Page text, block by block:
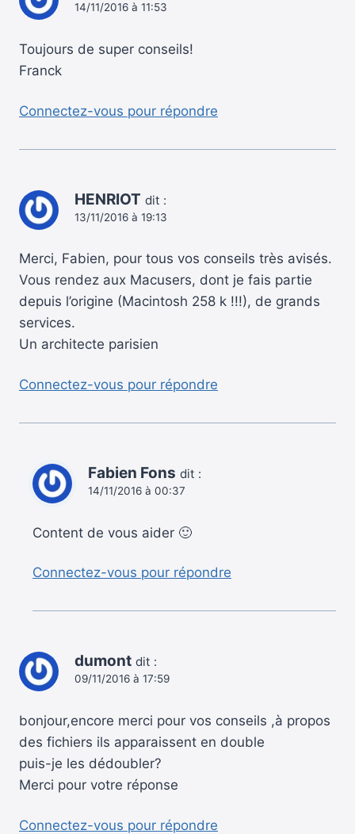
14/11/2016 à 11:53
Toujours de super conseils!
Franck
Connectez-vous pour répondre
HENRIOT dit :
13/11/2016 à 19:13
Merci, Fabien, pour tous vos conseils très avisés.
Vous rendez aux Macusers, dont je fais partie
depuis l’origine (Macintosh 258 k !!!), de grands
services.
Un architecte parisien
Connectez-vous pour répondre
Fabien Fons dit :
14/11/2016 à 00:37
Content de vous aider 🙂
Connectez-vous pour répondre
dumont dit :
09/11/2016 à 17:59
bonjour,encore merci pour vos conseils ,à propos
des fichiers ils apparaissent en double
puis-je les dédoubler?
Merci pour votre réponse
Connectez-vous pour répondre